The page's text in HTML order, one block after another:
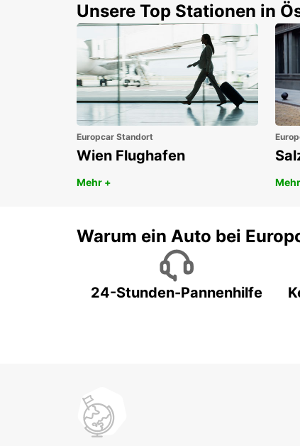
Unsere Top Stationen in
Europcar Standort
Wien Flughafen
Mehr +
Warum ein Auto bei
24-Stunden-Pannenhilfe